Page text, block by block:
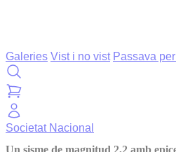
Galeries Vist i no vist Passava
Societat Nacional